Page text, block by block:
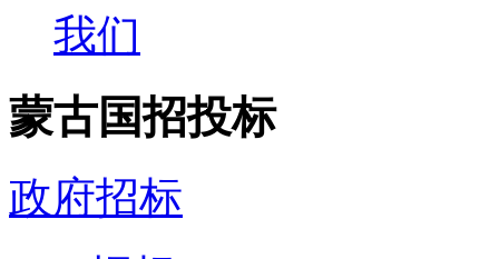
我们
蒙古国招投标
政府招标